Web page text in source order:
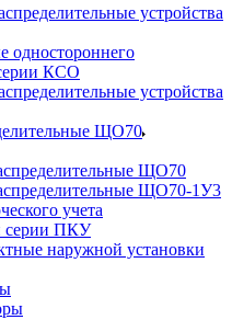
устройства
одностороннего
КСО
устройства
ЩО70
ЩО70
ЩО70-1У3
учета
серии ПКУ
наружной установки